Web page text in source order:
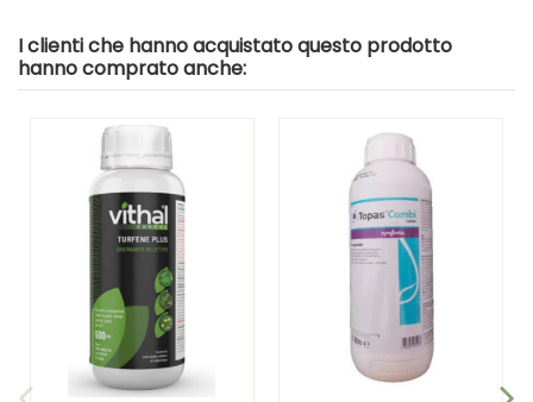
I clienti che hanno acquistato questo prodotto
hanno comprato anche: